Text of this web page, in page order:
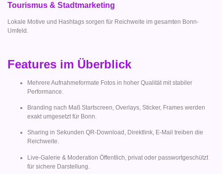
Tourismus & Stadtmarketing
Lokale Motive und Hashtags sorgen für Reichweite im gesamten Bonn-
Umfeld.
Features im Überblick
Mehrere Aufnahmeformate Fotos in hoher Qualität mit stabiler
Performance.
Branding nach Maß Startscreen, Overlays, Sticker, Frames werden
exakt umgesetzt für Bonn.
Sharing in Sekunden QR-Download, Direktlink, E-Mail treiben die
Reichweite.
Live-Galerie & Moderation Öffentlich, privat oder passwortgeschützt
für sichere Darstellung.